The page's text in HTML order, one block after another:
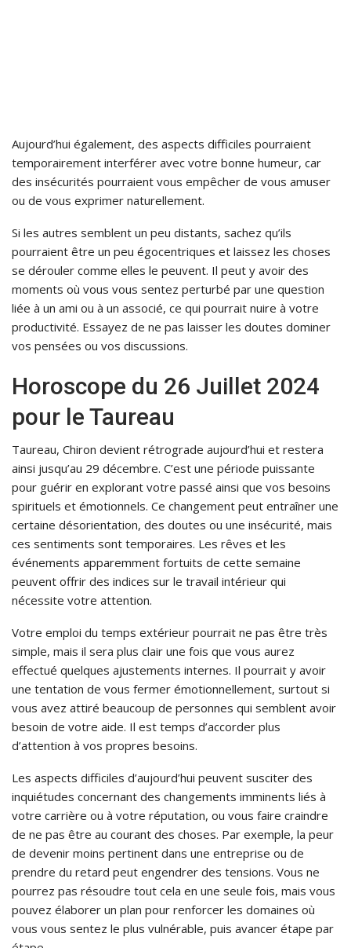
Aujourd’hui également, des aspects difficiles pourraient
temporairement interférer avec votre bonne humeur, car
des insécurités pourraient vous empêcher de vous amuser
ou de vous exprimer naturellement.
Si les autres semblent un peu distants, sachez qu’ils
pourraient être un peu égocentriques et laissez les choses
se dérouler comme elles le peuvent. Il peut y avoir des
moments où vous vous sentez perturbé par une question
liée à un ami ou à un associé, ce qui pourrait nuire à votre
productivité. Essayez de ne pas laisser les doutes dominer
vos pensées ou vos discussions.
Horoscope du 26 Juillet 2024
pour le Taureau
Taureau, Chiron devient rétrograde aujourd’hui et restera
ainsi jusqu’au 29 décembre. C’est une période puissante
pour guérir en explorant votre passé ainsi que vos besoins
spirituels et émotionnels. Ce changement peut entraîner une
certaine désorientation, des doutes ou une insécurité, mais
ces sentiments sont temporaires. Les rêves et les
événements apparemment fortuits de cette semaine
peuvent offrir des indices sur le travail intérieur qui
nécessite votre attention.
Votre emploi du temps extérieur pourrait ne pas être très
simple, mais il sera plus clair une fois que vous aurez
effectué quelques ajustements internes. Il pourrait y avoir
une tentation de vous fermer émotionnellement, surtout si
vous avez attiré beaucoup de personnes qui semblent avoir
besoin de votre aide. Il est temps d’accorder plus
d’attention à vos propres besoins.
Les aspects difficiles d’aujourd’hui peuvent susciter des
inquiétudes concernant des changements imminents liés à
votre carrière ou à votre réputation, ou vous faire craindre
de ne pas être au courant des choses. Par exemple, la peur
de devenir moins pertinent dans une entreprise ou de
prendre du retard peut engendrer des tensions. Vous ne
pourrez pas résoudre tout cela en une seule fois, mais vous
pouvez élaborer un plan pour renforcer les domaines où
vous vous sentez le plus vulnérable, puis avancer étape par